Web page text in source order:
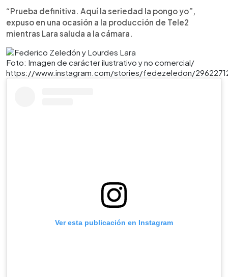
“Prueba definitiva. Aquí la seriedad la pongo yo”,
expuso en una ocasión a la producción de Tele2
mientras Lara saluda a la cámara.
Foto: Imagen de carácter ilustrativo y no comercial/
https://www.instagram.com/stories/fedezeledon/
Ver esta publicación en Instagram